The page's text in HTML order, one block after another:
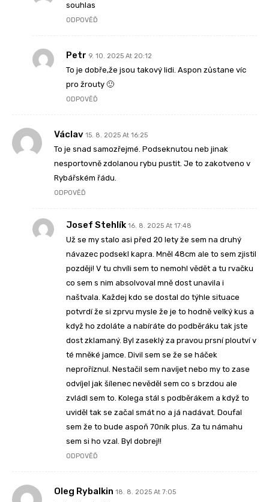
souhlas
ODPOVĚĎ
Petr 9. 10. 2025 At 20:12
To je dobře,že jsou takový lidi. Aspon zůstane víc
pro žrouty 🙂
ODPOVĚĎ
Václav 15. 8. 2025 At 16:25
To je snad samozřejmé. Podseknutou neb jinak
nesportovně zdolanou rybu pustit. Je to zakotveno v
Rybářském řádu.
ODPOVĚĎ
Josef Stehlík 16. 8. 2025 At 17:48
Už se my stalo asi před 20 lety že sem na druhý
návazec podsekl kapra. Mněl 48cm ale to sem zjistil
později! V tu chvíli sem to nemohl vědět a tu rvačku
co sem s nim absolvoval mně dost unavila i
naštvala. Každej kdo se dostal do týhle situace
potvrdí že si zprvu mysle že je to hodně velký kus a
když ho zdoláte a nabíráte do podběráku tak jste
dost zklamaný. Byl zaseklý za pravou prsní ploutví v
té mněké jamce. Divil sem se že se háček
neproříznul. Nestačil sem navíjet nebo my to zase
odvíjel jak šílenec nevěděl sem co s brzdou ale
zvládl sem to. Kolega stál s podběrákem a když to
uviděl tak se začal smát no a já nadávat. Doufal
sem že to bude aspoň 70ník plus. Za tu námahu
sem si ho vzal. Byl dobrej!!
ODPOVĚĎ
Oleg Rybalkin 18. 8. 2025 At 7:05